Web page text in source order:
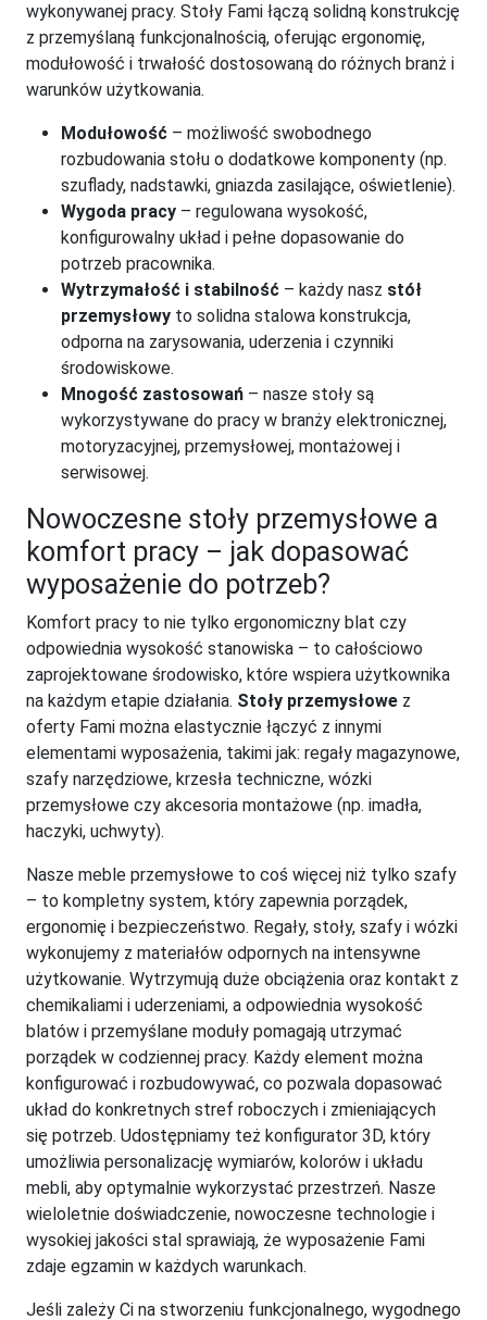
wykonywanej pracy. Stoły Fami łączą solidną konstrukcję
z przemyślaną funkcjonalnością, oferując ergonomię,
modułowość i trwałość dostosowaną do różnych branż i
warunków użytkowania.
Modułowość – możliwość swobodnego
rozbudowania stołu o dodatkowe komponenty (np.
szuflady, nadstawki, gniazda zasilające, oświetlenie).
Wygoda pracy – regulowana wysokość,
konfigurowalny układ i pełne dopasowanie do
potrzeb pracownika.
Wytrzymałość i stabilność – każdy nasz stół
przemysłowy to solidna stalowa konstrukcja,
odporna na zarysowania, uderzenia i czynniki
środowiskowe.
Mnogość zastosowań – nasze stoły są
wykorzystywane do pracy w branży elektronicznej,
motoryzacyjnej, przemysłowej, montażowej i
serwisowej.
Nowoczesne stoły przemysłowe a
komfort pracy – jak dopasować
wyposażenie do potrzeb?
Komfort pracy to nie tylko ergonomiczny blat czy
odpowiednia wysokość stanowiska – to całościowo
zaprojektowane środowisko, które wspiera użytkownika
na każdym etapie działania. Stoły przemysłowe z
oferty Fami można elastycznie łączyć z innymi
elementami wyposażenia, takimi jak: regały magazynowe,
szafy narzędziowe, krzesła techniczne, wózki
przemysłowe czy akcesoria montażowe (np. imadła,
haczyki, uchwyty).
Nasze meble przemysłowe to coś więcej niż tylko szafy
– to kompletny system, który zapewnia porządek,
ergonomię i bezpieczeństwo. Regały, stoły, szafy i wózki
wykonujemy z materiałów odpornych na intensywne
użytkowanie. Wytrzymują duże obciążenia oraz kontakt z
chemikaliami i uderzeniami, a odpowiednia wysokość
blatów i przemyślane moduły pomagają utrzymać
porządek w codziennej pracy. Każdy element można
konfigurować i rozbudowywać, co pozwala dopasować
układ do konkretnych stref roboczych i zmieniających
się potrzeb. Udostępniamy też konfigurator 3D, który
umożliwia personalizację wymiarów, kolorów i układu
mebli, aby optymalnie wykorzystać przestrzeń. Nasze
wieloletnie doświadczenie, nowoczesne technologie i
wysokiej jakości stal sprawiają, że wyposażenie Fami
zdaje egzamin w każdych warunkach.
Jeśli zależy Ci na stworzeniu funkcjonalnego, wygodnego